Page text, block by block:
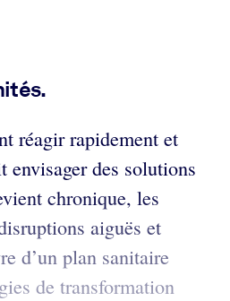
réagir rapidement et
envisager des solutions
chronique, les
aiguës et
d’un plan sanitaire
de transformation